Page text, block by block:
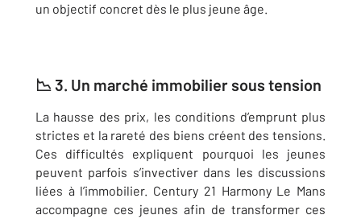
un objectif concret dès le plus jeune âge.
📉 3. Un marché immobilier sous tension
La hausse des prix, les conditions d’emprunt plus
strictes et la rareté des biens créent des tensions.
Ces difficultés expliquent pourquoi les jeunes
peuvent parfois s’invectiver dans les discussions
liées à l’immobilier. Century 21 Harmony Le Mans
accompagne ces jeunes afin de transformer ces